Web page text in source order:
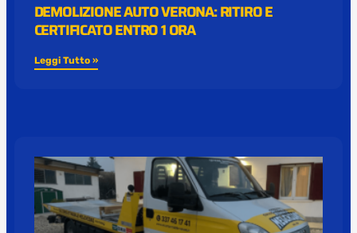
DEMOLIZIONE AUTO VERONA: RITIRO E
CERTIFICATO ENTRO 1 ORA
Leggi Tutto »